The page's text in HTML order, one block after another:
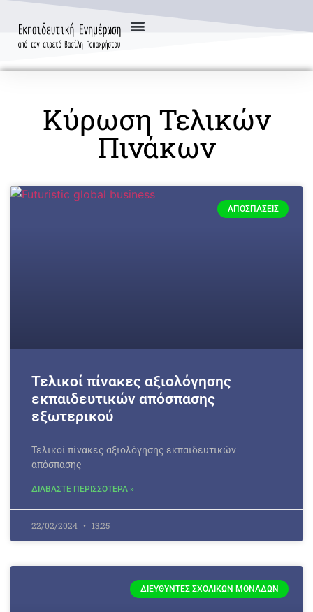
Κύρωση Τελικών
Πινάκων
ΑΠΟΣΠΆΣΕΙΣ
Τελικοί πίνακες αξιολόγησης
εκπαιδευτικών απόσπασης
εξωτερικού
Τελικοί πίνακες αξιολόγησης εκπαιδευτικών
απόσπασης
ΔΙΑΒΑΣΤΕ ΠΕΡΙΣΣΟΤΕΡΑ »
22/02/2024 13:25
ΔΙΕΥΘΥΝΤΈΣ ΣΧΟΛΙΚΏΝ ΜΟΝΆΔΩΝ